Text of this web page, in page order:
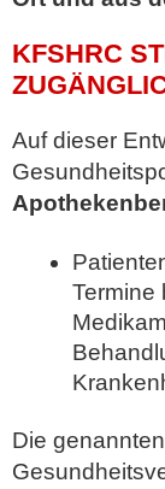
KFSHRC
Auf dieser
Termine
Die